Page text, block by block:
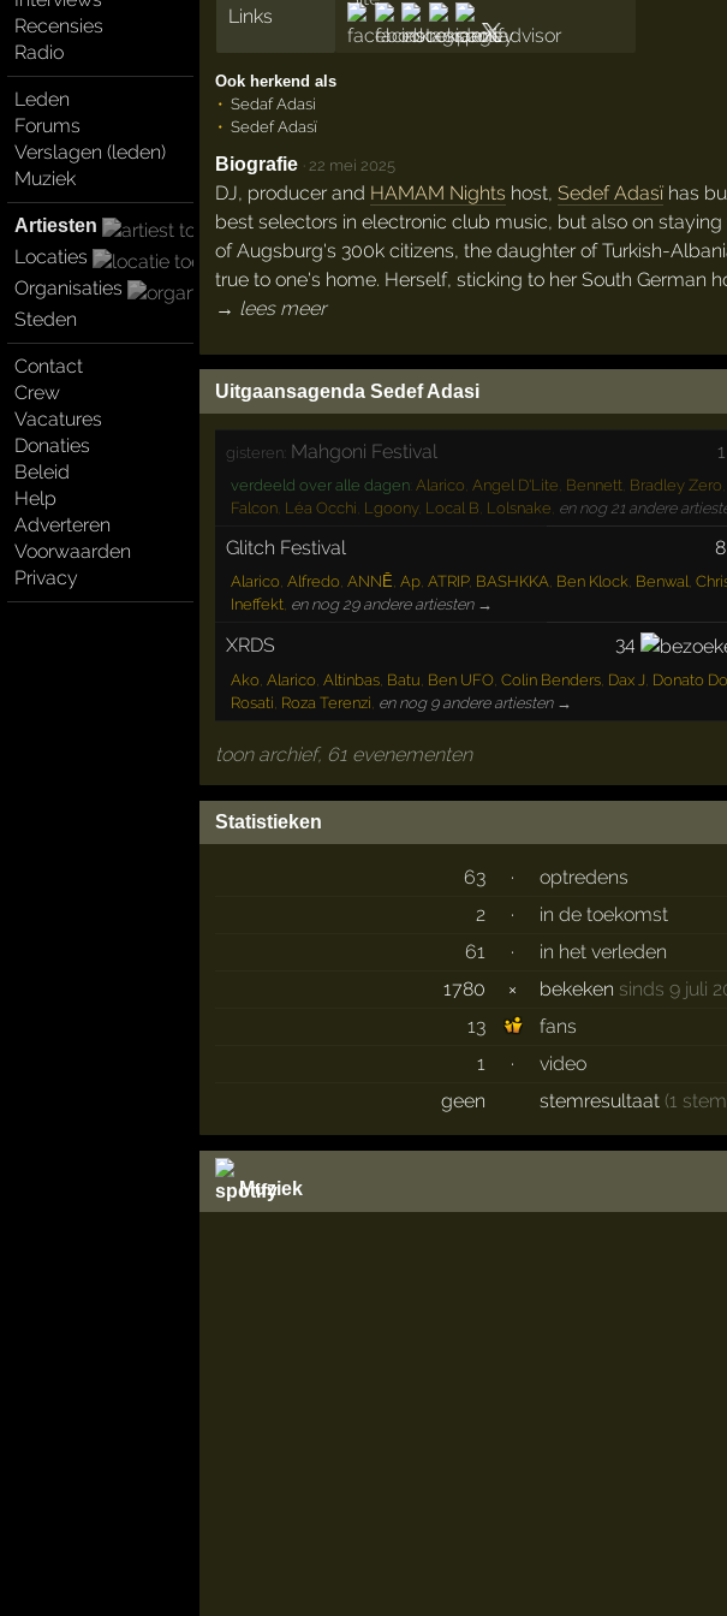
Recensies
Radio
Leden
Forums
Verslagen (leden)
Muziek
Artiesten
Locaties
Organisaties
Steden
Contact
Crew
Vacatures
Donaties
Beleid
Help
Adverteren
Voorwaarden
Privacy
Links
Ook herkend als
Sedaf Adasi
Sedef Adasï
Biografie · 22 mei 2025
DJ, producer and HAMAM Nights host, Sedef Adasïhas
best selectors in electronic club music, but also on
of Augsburg's 300k citizens, the daughter of Turkish-
true to one's home. Herself, sticking to her South German
→ lees meer
Uitgaansagenda Sedef Adasi
gisteren: Mahgoni Festival 1
verdeeld over alle dagen: Alarico Angel D'Lite Bennett, Bradley Zero
Falcon, Léa Occhi Lgoony, Local B Lolsnake en nog 21 andere
Glitch Festival 8
Alarico Alfredo ANNĒ Ap, ATRIP, BASHKKA Ben Klock Benwal
Ineffekt, en nog 29 andere artiesten →
XRDS 34
Ako Alarico Altinbas, Batu Ben UFO, Colin Benders, Dax J Donato
Rosati Roza Terenzi en nog 9 andere artiesten →
toon archief, 61 evenementen
Statistieken
63 ·
optredens
2
·
in de toekomst
61
·
in het verleden
1780
× bekeken sinds 9 juli
13
fans
1
·
video
geen
stemresultaat (1
Muziek